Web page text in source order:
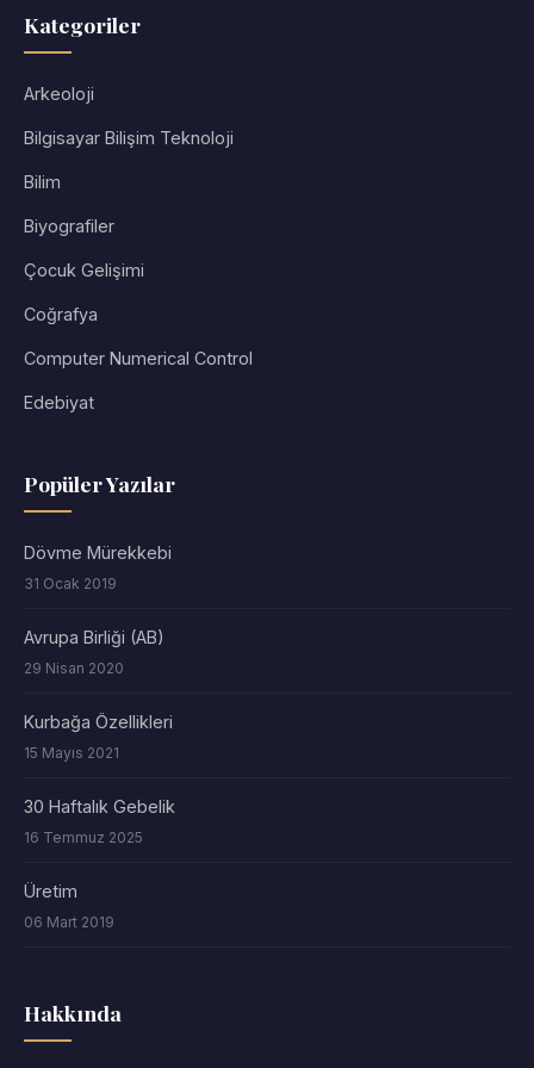
Kategoriler
Arkeoloji
Bilgisayar Bilişim Teknoloji
Bilim
Biyografiler
Çocuk Gelişimi
Coğrafya
Computer Numerical Control
Edebiyat
Popüler Yazılar
Dövme Mürekkebi
31 Ocak 2019
Avrupa Birliği (AB)
29 Nisan 2020
Kurbağa Özellikleri
15 Mayıs 2021
30 Haftalık Gebelik
16 Temmuz 2025
Üretim
06 Mart 2019
Hakkında